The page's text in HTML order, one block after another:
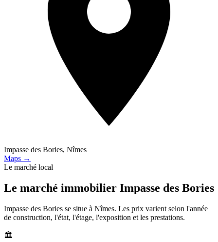
Impasse des Bories, Nîmes
Maps →
Le marché local
Le marché immobilier Impasse des Bories
Impasse des Bories se situe à Nîmes. Les prix varient selon l'année
de construction, l'état, l'étage, l'exposition et les prestations.
🏛️